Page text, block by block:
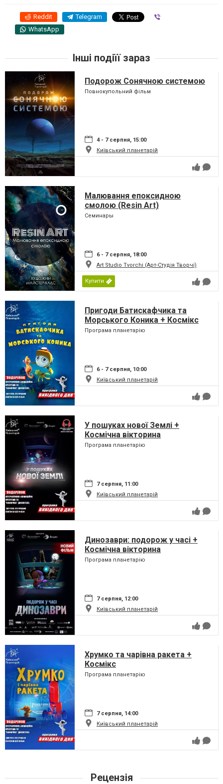
Reddit Telegram
WhatsApp
Інші подіїї зараз
Подорож Сонячною системою
Повнокупольний фільм
4 - 7 серпня, 15:00
Київський планетарій
Малювання епоксидною
смолою (Resin Art)
Семинары
6 - 7 серпня, 18:00
Art Studio Tvorchi (Арт-Студія Творчі)
Купити
Пригоди Батискафчика та
Морського Коника + Космікс
Програма планетарію
6 - 7 серпня, 10:00
Київський планетарій
У пошуках нової Землі +
Космічна вікторина
Програма планетарію
7 серпня, 11:00
Київський планетарій
Динозаври: подорож у часі +
Космічна вікторина
Програма планетарію
7 серпня, 12:00
Київський планетарій
Хрумко та чарівна ракета +
Космікс
Програма планетарію
7 серпня, 14:00
Київський планетарій
Рецензія